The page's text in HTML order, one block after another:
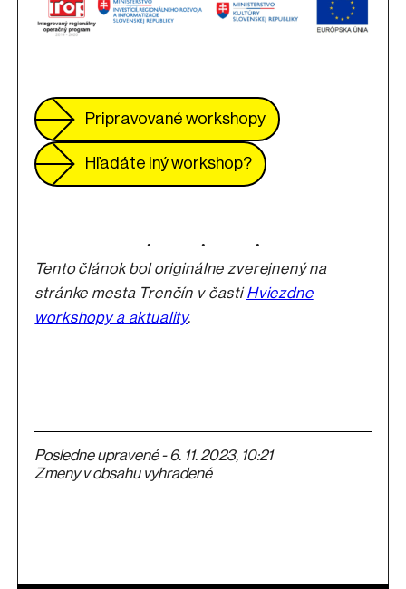
Pripravované workshopy Odkaz sa otvorí
Hľadáte iný workshop? Odkaz sa otvorí na
Tento článok bol originálne zverejnený na
stránke mesta Trenčín v častiHviezdne
workshopy a aktuality.
Posledne upravené - 6. 11. 2023, 10:21
Zmeny v obsahu vyhradené